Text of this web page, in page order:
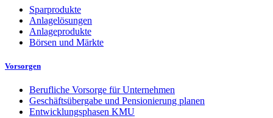
Sparprodukte
Anlagelösungen
Anlageprodukte
Börsen und Märkte
Vorsorgen
Berufliche Vorsorge für Unternehmen
Geschäftsübergabe und Pensionierung planen
Entwicklungsphasen KMU